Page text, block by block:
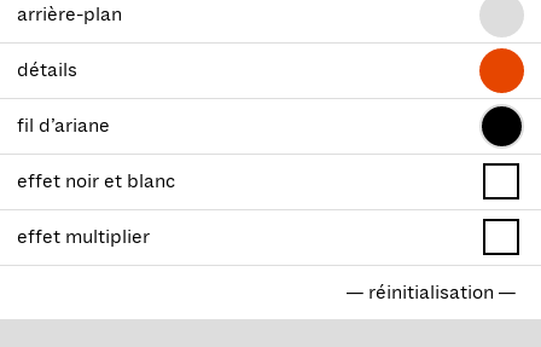
arrière-plan
détails
fil d’ariane
effet noir et blanc
effet multiplier
— réinitialisation —